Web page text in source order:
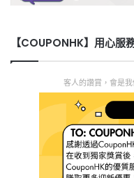
【COUPONHK】用心服
客人的讚賞，會是